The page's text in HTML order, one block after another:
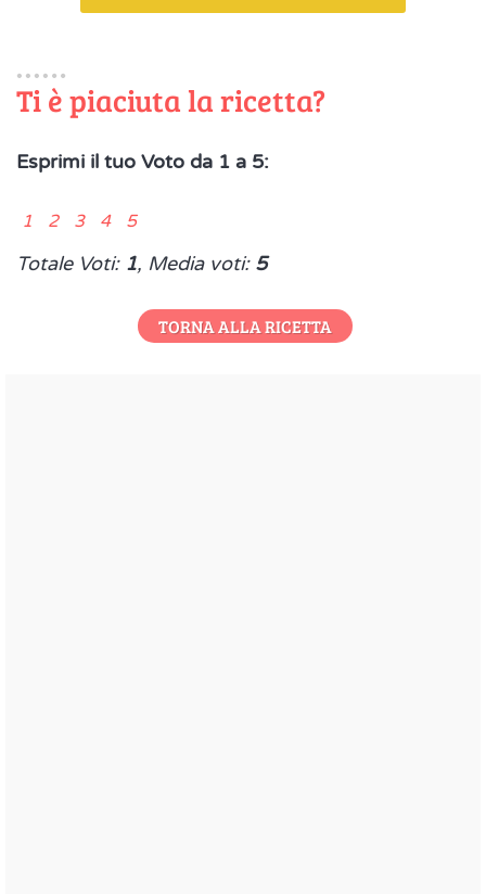
Ti è piaciuta la ricetta?
Esprimi il tuo Voto da 1 a 5:
1 2 3 4 5
Totale Voti: 1, Media voti: 5
TORNA ALLA RICETTA